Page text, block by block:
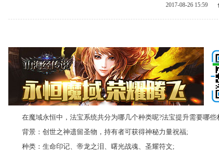
2017-08-26 15:59
在魔域永恒中，法宝系统共分为哪几个种类呢?法宝提升需要哪些
背景：创世之神遗留圣物，持有者可获得神秘力量祝福;
种类：生命印记、帝龙之泪、曙光战魂、圣耀符文;